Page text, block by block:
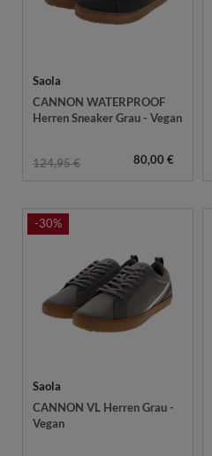
Saola
CANNON WATERPROOF
Herren Sneaker Grau - Vegan
124,95 € 80,00 €
-30%
Saola
CANNON VL Herren Grau -
Vegan